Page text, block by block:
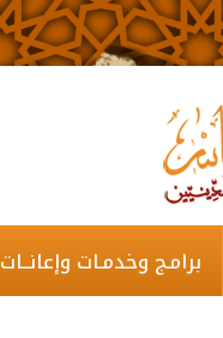
برامـج وخدمـات وإعانــات